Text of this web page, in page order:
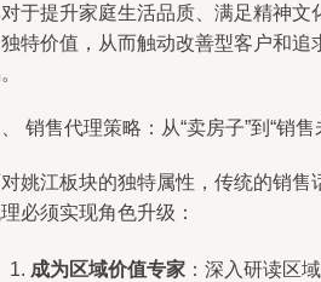
于提升家庭生活品质、满足精神文
特价值，从而触动改善型客户和追
销售代理策略：从“卖房子”到“销
姚江板块的独特属性，传统的销售
必须实现角色升级：
成为区域价值专家 ：深入研读区